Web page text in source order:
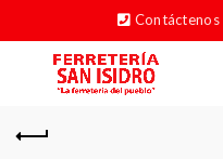
Contáctenos